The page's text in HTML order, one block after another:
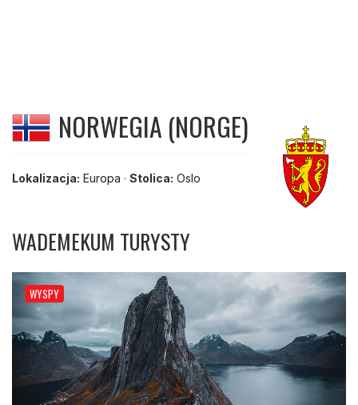
NORWEGIA (NORGE)
Lokalizacja: Europa · Stolica: Oslo
WADEMEKUM TURYSTY
WYSPY